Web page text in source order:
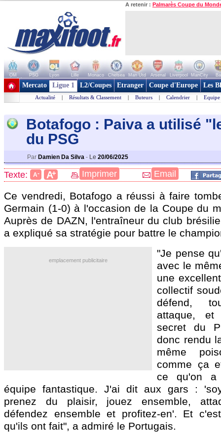
A retenir : Palmarès Coupe du
OM PSG Lyon Lille Monaco Chelsea Man Utd Arsenal Liverpool ManCity
+ de clubs
Mercato Ligue 1 L2/Coupes Etranger Coupe d'Europe Les
Actualité | Résultats & Classement | Buteurs | Calendrier | Equipe
Botafogo : Paiva a utilisé
du PSG
Par Damien Da Silva - Le 20/06/2025
Texte: A- A+ Imprimer Email
Ce vendredi, Botafogo a réussi à faire
Germain (1-0) à l'occasion de la Coupe du
Auprès de DAZN, l'entraîneur du club
a expliqué sa stratégie pour battre le
emplacement publicitaire
"Je pense
avec le
une
collectif
défend,
attaque,
secret du
donc rendu
même
comme ça
ce qu'on a
équipe fantastique. J'ai dit aux gars :
prenez du plaisir, jouez ensemble,
défendez ensemble et profitez-en'. Et
qu'ils ont fait", a admiré le Portugais.